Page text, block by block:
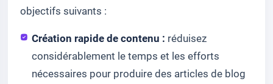
objectifs suivants :
Création rapide de contenu : réduisez
considérablement le temps et les efforts
nécessaires pour produire des articles de blog